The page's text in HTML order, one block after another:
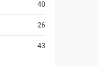
40
26
43